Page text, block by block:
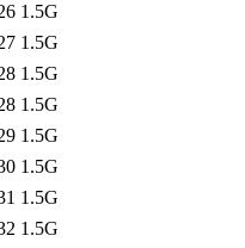
1.5G
1.5G
1.5G
1.5G
1.5G
1.5G
1.5G
1.5G